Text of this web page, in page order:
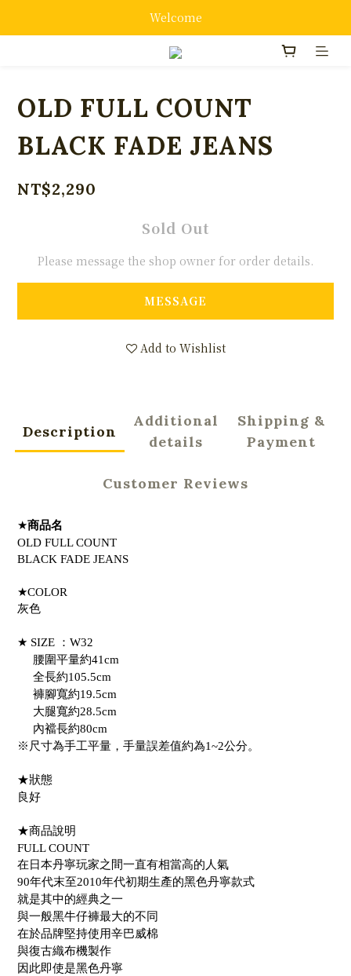
Welcome
OLD FULL COUNT
BLACK FADE JEANS
NT$2,290
Sold Out
Please message the shop owner for order details.
MESSAGE
Add to Wishlist
Description
Additional
details
Shipping &
Payment
Customer Reviews
★商品名
OLD FULL COUNT
BLACK FADE JEANS
★COLOR
灰色
★ SIZE ：W32
腰圍平量約41cm
全長約105.5cm
褲腳寬約19.5cm
大腿寬約28.5cm
內襠長約80cm
※尺寸為手工平量，手量誤差值約為1~2公分。
★狀態
良好
★商品說明
FULL COUNT
在日本丹寧玩家之間一直有相當高的人氣
90年代末至2010年代初期生產的黑色丹寧款式
就是其中的經典之一
與一般黑牛仔褲最大的不同
在於品牌堅持使用辛巴威棉
與復古織布機製作
因此即使是黑色丹寧